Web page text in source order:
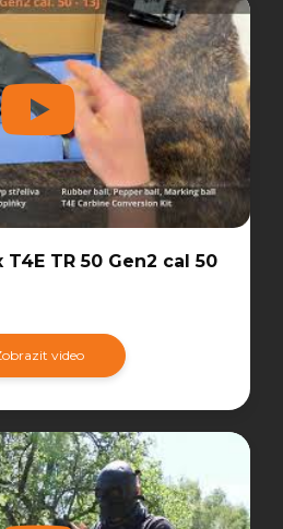
TR 50 Gen2 cal 50
video